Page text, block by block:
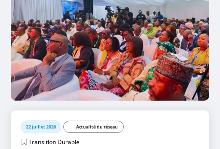
22 juillet 2026 Actualité du réseau
Transition Durable